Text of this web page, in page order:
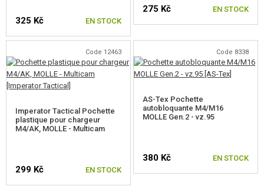
325 Kč EN STOCK
275 Kč EN STOCK
Code 12463
Imperator Tactical Pochette
plastique pour chargeur
M4/AK, MOLLE - Multicam
299 Kč EN STOCK
Code 8338
AS-Tex Pochette
autobloquante M4/M16
MOLLE Gen.2 - vz.95
380 Kč EN STOCK